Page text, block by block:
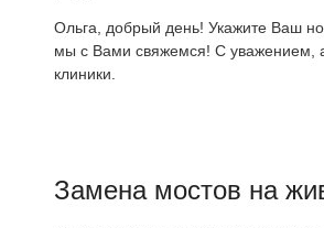
Ольга, добрый день! Укажите Ваш
мы с Вами свяжемся! С уважением,
клиники.
Замена мостов на